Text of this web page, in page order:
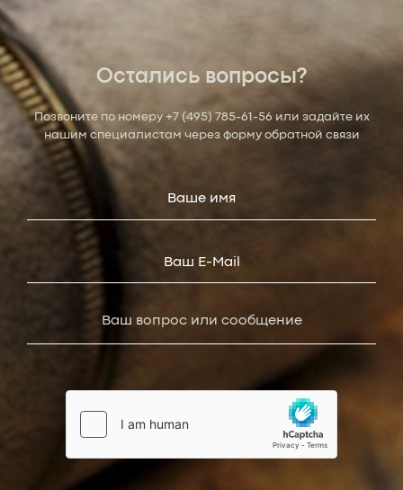
Остались вопросы?
Позвоните по номеру +7 (495) 785-61-56 или задайте их
нашим специалистам через форму обратной связи